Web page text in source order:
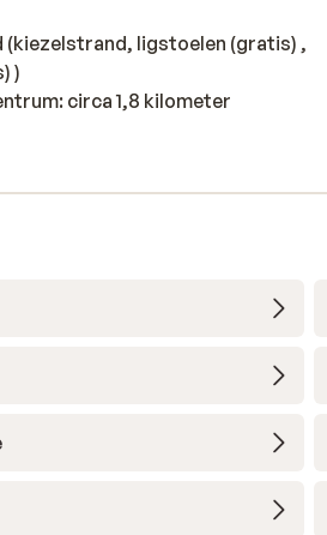
(kiezelstrand, ligstoelen (gratis) ,
)
circa 1,8 kilometer